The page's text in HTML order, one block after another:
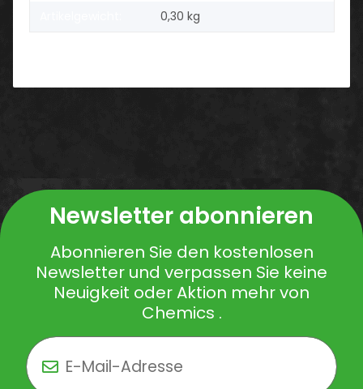
0,30 kg
Newsletter abonnieren
Abonnieren Sie den kostenlosen
Newsletter und verpassen Sie keine
Neuigkeit oder Aktion mehr von
Chemics .